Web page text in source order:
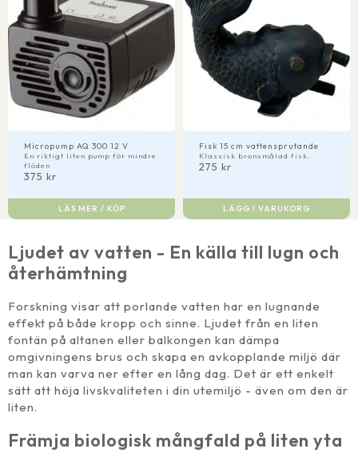
Micropump AQ 300 12 V
375 kr
En riktigt liten pump för mindre
flöden
LÄS MER / KÖP
Fisk 15 cm vattensprutande
275 kr
Klassisk bronsmålad fisk.
LÄGG I VARUKORG
Ljudet av vatten - En källa till lugn och
återhämtning
Forskning visar att porlande vatten har en lugnande
effekt på både kropp och sinne. Ljudet från en liten
fontän på altanen eller balkongen kan dämpa
omgivningens brus och skapa en avkopplande miljö där
man kan varva ner efter en lång dag. Det är ett enkelt
sätt att höja livskvaliteten i din utemiljö - även om den är
liten.
Främja biologisk mångfald på liten yta